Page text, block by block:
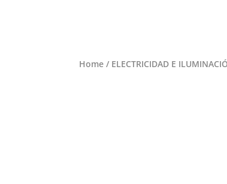
Home / ELECTRICIDAD E